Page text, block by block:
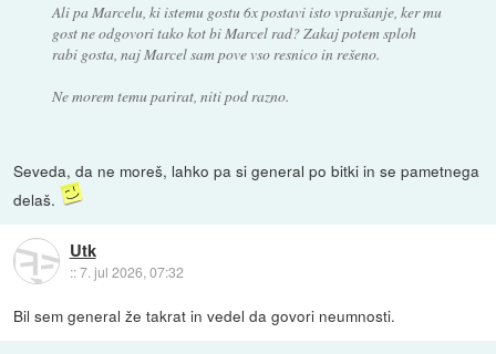
Ali pa Marcelu, ki istemu gostu 6x postavi isto vprašanje, ker mu
gost ne odgovori tako kot bi Marcel rad? Zakaj potem sploh
rabi gosta, naj Marcel sam pove vso resnico in rešeno.
Ne morem temu parirat, niti pod razno.
Seveda, da ne moreš, lahko pa si general po bitki in se pametnega
delaš.
Utk
::7. jul 2026, 07:32
Bil sem general že takrat in vedel da govori neumnosti.